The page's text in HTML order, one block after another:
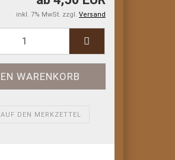
inkl. 7% MwSt. zzgl. Versand
AUF DEN MERKZETTEL